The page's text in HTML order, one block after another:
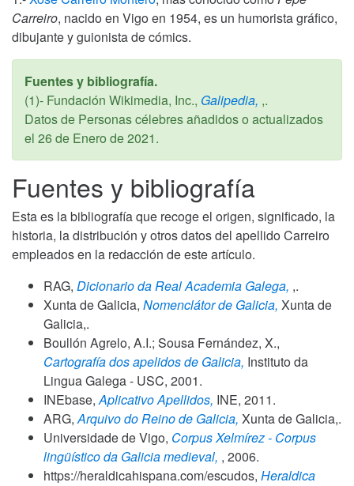
Carreiro, nacido en Vigo en 1954, es un humorista gráfico,
dibujante y guionista de cómics.
Fuentes y bibliografía.
(1)- Fundación Wikimedia, Inc., Galipedia, ,.
Datos de Personas célebres añadidos o actualizados
el 26 de Enero de 2021.
Fuentes y bibliografía
Esta es la bibliografía que recoge el origen, significado, la
historia, la distribución y otros datos del apellido Carreiro
empleados en la redacción de este artículo.
RAG, Dicionario da Real Academia Galega, ,.
Xunta de Galicia, Nomenclátor de Galicia, Xunta de
Galicia,.
Boullón Agrelo, A.I.; Sousa Fernández, X.,
Cartografía dos apelidos de Galicia, Instituto da
Lingua Galega - USC, 2001.
INEbase, Aplicativo Apellidos, INE, 2011.
ARG, Arquivo do Reino de Galicia, Xunta de Galicia,.
Universidade de Vigo, Corpus Xelmírez - Corpus
lingüístico da Galicia medieval, , 2006.
https://heraldicahispana.com/escudos, Heraldica